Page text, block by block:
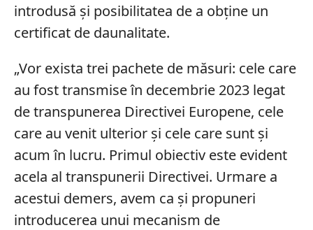
introdusă și posibilitatea de a obține un
certificat de daunalitate.
„Vor exista trei pachete de măsuri: cele care
au fost transmise în decembrie 2023 legat
de transpunerea Directivei Europene, cele
care au venit ulterior și cele care sunt și
acum în lucru. Primul obiectiv este evident
acela al transpunerii Directivei. Urmare a
acestui demers, avem ca și propuneri
introducerea unui mecanism de